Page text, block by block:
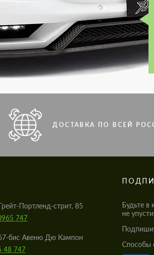
ДОСТАВКА ПО ВСЕЙ
Портленд-стрит, 85
747
бис Авеню Дю Кампон
48 747
Будьте в
не
Cпособы